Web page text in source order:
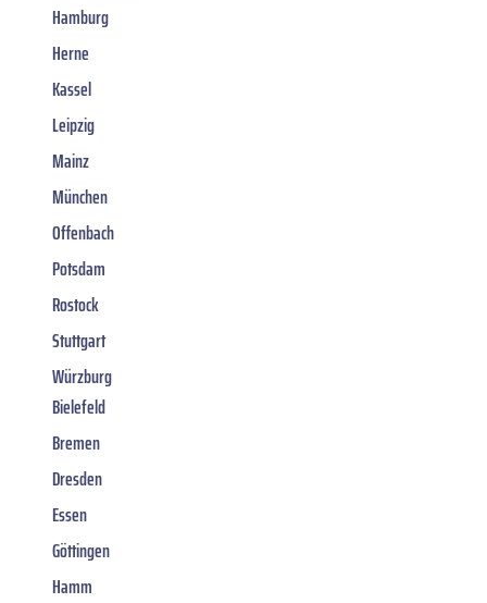
Hamburg
Herne
Kassel
Leipzig
Mainz
München
Offenbach
Potsdam
Rostock
Stuttgart
Würzburg
Bielefeld
Bremen
Dresden
Essen
Göttingen
Hamm